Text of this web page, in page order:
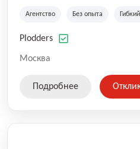
на рынке аутсорсинга, а
оказываемых услуг.
Агентство Без опыта
Plodders
Москва
Подробнее